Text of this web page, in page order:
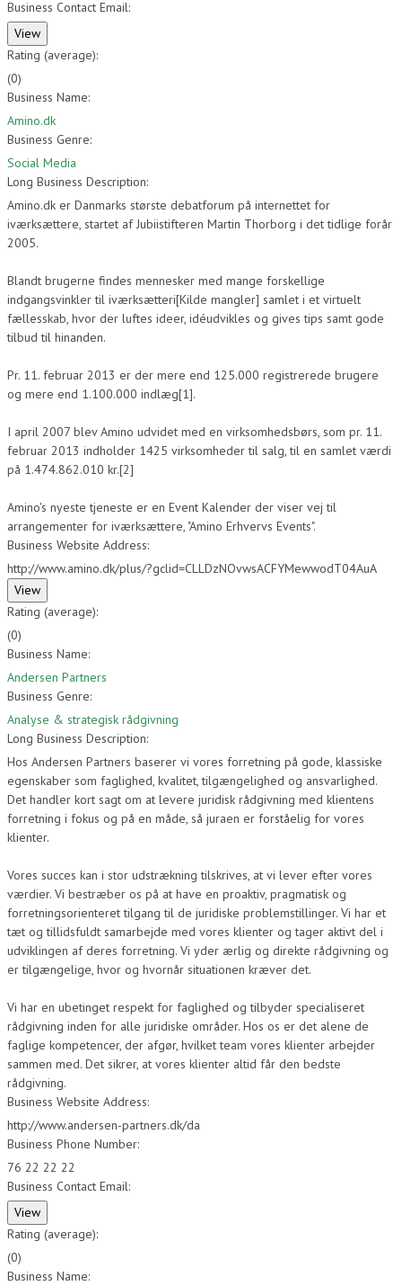
Business Contact Email:
Rating (average):
(0)
Business Name:
Amino.dk
Business Genre:
Social Media
Long Business Description:
Amino.dk er Danmarks største debatforum på internettet for
iværksættere, startet af Jubiistifteren Martin Thorborg i det tidlige forår
2005.
Blandt brugerne findes mennesker med mange forskellige
indgangsvinkler til iværksætteri[Kilde mangler] samlet i et virtuelt
fællesskab, hvor der luftes ideer, idéudvikles og gives tips samt gode
tilbud til hinanden.
Pr. 11. februar 2013 er der mere end 125.000 registrerede brugere
og mere end 1.100.000 indlæg[1].
I april 2007 blev Amino udvidet med en virksomhedsbørs, som pr. 11.
februar 2013 indholder 1425 virksomheder til salg, til en samlet værdi
på 1.474.862.010 kr.[2]
Amino's nyeste tjeneste er en Event Kalender der viser vej til
arrangementer for iværksættere, "Amino Erhvervs Events".
Business Website Address:
http://www.amino.dk/plus/?gclid=CLLDzNOvwsACFYMewwodT04AuA
Rating (average):
(0)
Business Name:
Andersen Partners
Business Genre:
Analyse & strategisk rådgivning
Long Business Description:
Hos Andersen Partners baserer vi vores forretning på gode, klassiske
egenskaber som faglighed, kvalitet, tilgængelighed og ansvarlighed.
Det handler kort sagt om at levere juridisk rådgivning med klientens
forretning i fokus og på en måde, så juraen er forståelig for vores
klienter.
Vores succes kan i stor udstrækning tilskrives, at vi lever efter vores
værdier. Vi bestræber os på at have en proaktiv, pragmatisk og
forretningsorienteret tilgang til de juridiske problemstillinger. Vi har et
tæt og tillidsfuldt samarbejde med vores klienter og tager aktivt del i
udviklingen af deres forretning. Vi yder ærlig og direkte rådgivning og
er tilgængelige, hvor og hvornår situationen kræver det.
Vi har en ubetinget respekt for faglighed og tilbyder specialiseret
rådgivning inden for alle juridiske områder. Hos os er det alene de
faglige kompetencer, der afgør, hvilket team vores klienter arbejder
sammen med. Det sikrer, at vores klienter altid får den bedste
rådgivning.
Business Website Address:
http://www.andersen-partners.dk/da
Business Phone Number:
76 22 22 22
Business Contact Email:
Rating (average):
(0)
Business Name: